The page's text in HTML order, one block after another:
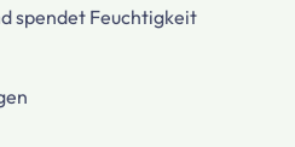
spendet Feuchtigkeit